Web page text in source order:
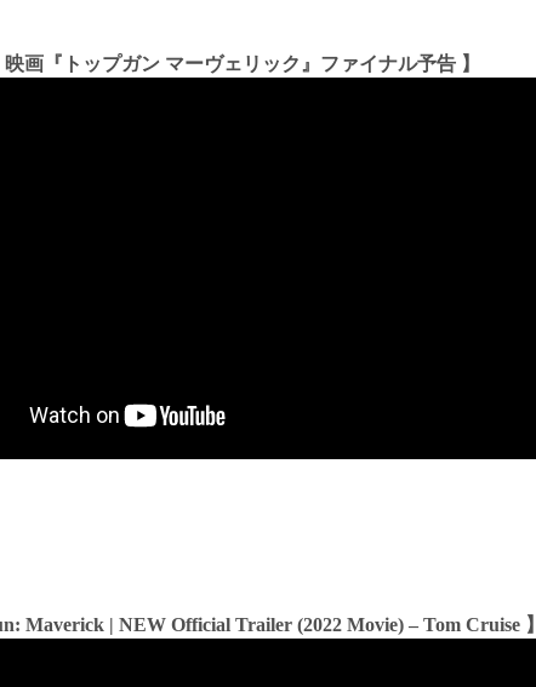
映画『トップガン マーヴェリック』ファイナル予告 】
Maverick | NEW Official Trailer (2022 Movie) – Tom Cruise 】